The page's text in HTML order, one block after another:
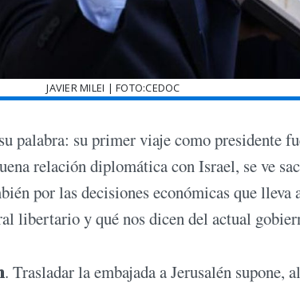
JAVIER MILEI | FOTO:CEDOC
palabra: su primer viaje como presidente
relación diplomática con Israel, se ve
por las decisiones económicas que lleva
libertario y qué nos dicen del actual
. Trasladar la embajada a Jerusalén supone,